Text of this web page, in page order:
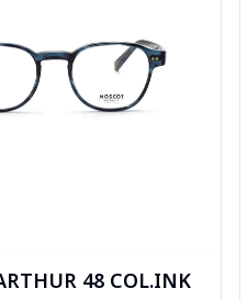
48 COL.INK